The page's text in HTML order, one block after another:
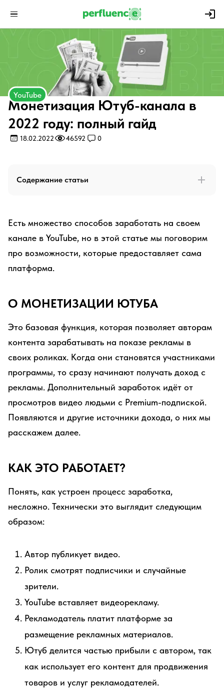
YouTube
Монетизация Ютуб-канала в
2022 году: полный гайд
18.02.2022 46592 0
Содержание статьи
Есть множество способов заработать на своем
канале в YouTube, но в этой статье мы поговорим
про возможности, которые предоставляет сама
платформа.
О МОНЕТИЗАЦИИ ЮТУБА
Это базовая функция, которая позволяет авторам
контента зарабатывать на показе рекламы в
своих роликах. Когда они становятся участниками
программы, то сразу начинают получать доход с
рекламы. Дополнительный заработок идёт от
просмотров видео людьми с Premium-подпиской.
Появляются и другие источники дохода, о них мы
расскажем далее.
КАК ЭТО РАБОТАЕТ?
Понять, как устроен процесс заработка,
несложно. Технически это выглядит следующим
образом:
Автор публикует видео.
Ролик смотрят подписчики и случайные
зрители.
YouTube вставляет видеорекламу.
Рекламодатель платит платформе за
размещение рекламных материалов.
Ютуб делится частью прибыли с автором, так
как использует его контент для продвижения
товаров и услуг рекламодателей.